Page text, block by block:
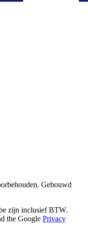
Gebouwd
zijn inclusief BTW.
the Google Privacy